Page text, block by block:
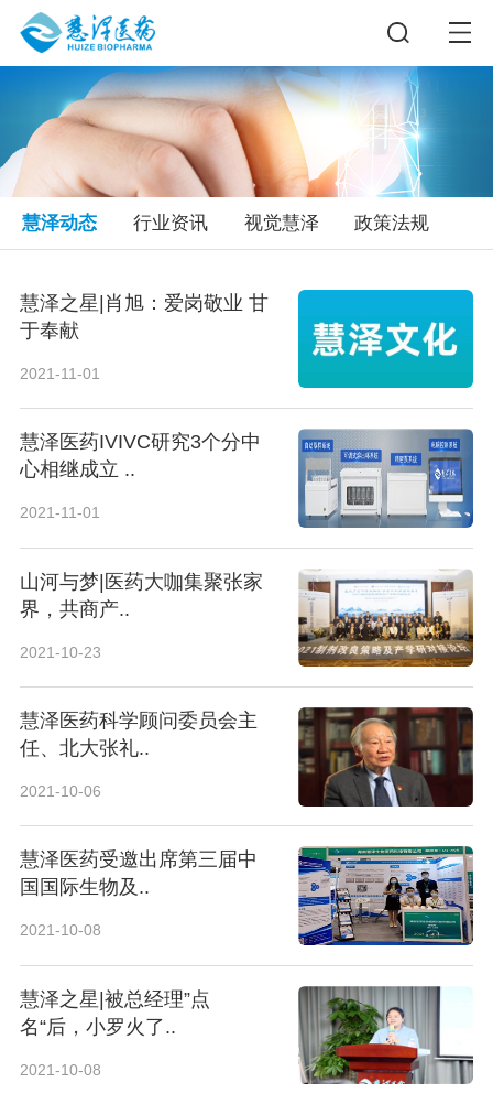
慧泽动态 行业资讯 视觉慧泽 政策法规
慧泽之星|肖旭：爱岗敬业 甘
于奉献
2021-11-01
慧泽医药IVIVC研究3个分中
心相继成立 ..
2021-11-01
山河与梦|医药大咖集聚张家
界，共商产..
2021-10-23
慧泽医药科学顾问委员会主
任、北大张礼..
2021-10-06
慧泽医药受邀出席第三届中
国国际生物及..
2021-10-08
慧泽之星|被总经理”点
名“后，小罗火了..
2021-10-08